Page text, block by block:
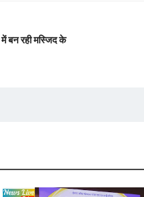
बन रही मस्जिद के